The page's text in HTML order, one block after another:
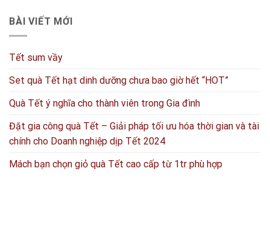
BÀI VIẾT MỚI
Tết sum vầy
Set quà Tết hạt dinh dưỡng chưa bao giờ hết “HOT”
Quà Tết ý nghĩa cho thành viên trong Gia đình
Đặt gia công quà Tết – Giải pháp tối ưu hóa thời gian và tài
chính cho Doanh nghiệp dịp Tết 2024
Mách bạn chọn giỏ quà Tết cao cấp từ 1tr phù hợp